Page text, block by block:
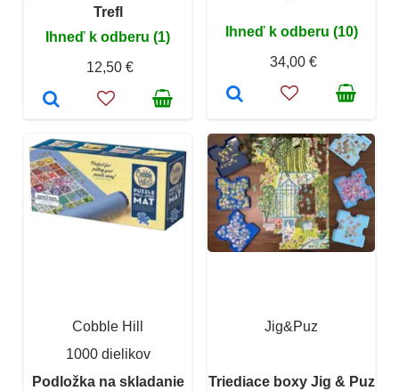
Trefl
Ihneď k odberu (1)
12,50 €
Ihneď k odberu (10)
34,00 €
Cobble Hill
1000 dielikov
Podložka na skladanie
Jig&Puz
Triediace boxy Jig & Puz